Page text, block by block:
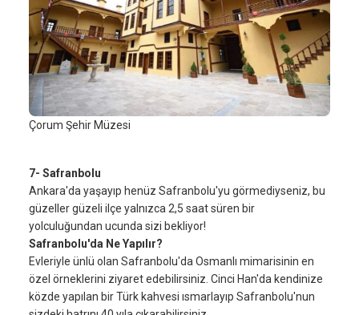
Çorum Şehir Müzesi
7- Safranbolu
Ankara'da yaşayıp henüz Safranbolu'yu görmediyseniz, bu
güzeller güzeli ilçe yalnızca 2,5 saat süren bir
yolculuğundan ucunda sizi bekliyor!
Safranbolu'da Ne Yapılır?
Evleriyle ünlü olan Safranbolu'da Osmanlı mimarisinin en
özel örneklerini ziyaret edebilirsiniz. Cinci Han'da kendinize
közde yapılan bir Türk kahvesi ısmarlayıp Safranbolu'nun